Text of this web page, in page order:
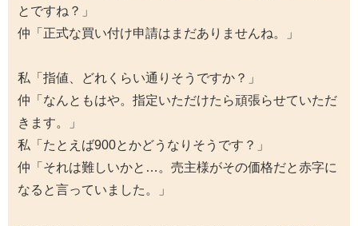
とですね？」
仲「正式な買い付け申請はまだありませんね。」
私「指値、どれくらい通りそうですか？」
仲「なんともはや。指定いただけたら頑張らせていただ
きます。」
私「たとえば900とかどうなりそうです？」
仲「それは難しいかと…。売主様がその価格だと赤字に
なると言っていました。」